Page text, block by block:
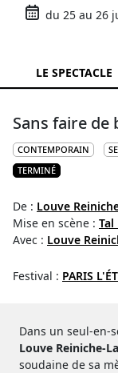
du 25 au 26
LE SPECTACLE
Sans faire de
CONTEMPORAIN
TERMINÉ
De : Louve
Mise en scène : Tal
Avec : Louve
Festival : PARIS
Dans un seul-en-
Louve Reiniche-
soudaine de sa